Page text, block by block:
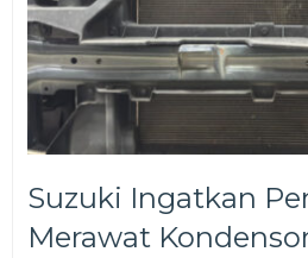
Suzuki Ingatkan
Merawat